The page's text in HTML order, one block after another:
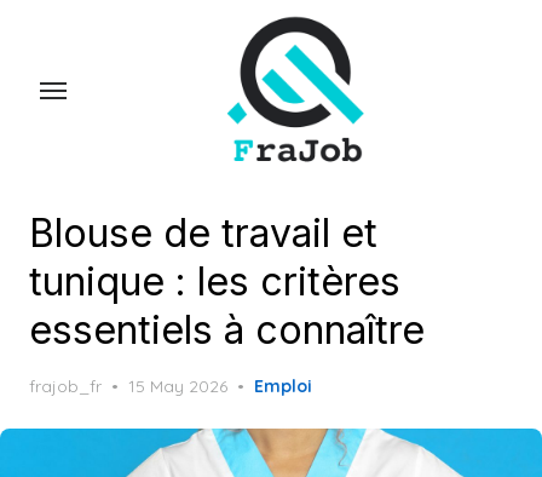
Blouse de travail et
tunique : les critères
essentiels à connaître
frajob_fr
Posted
15 May 2026 Emploi